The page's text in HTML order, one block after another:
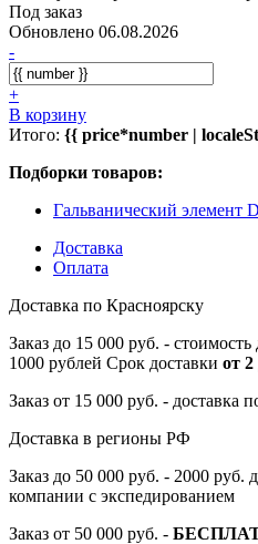
Под заказ
Обновлено 06.08.2026
-
+
В корзину
Итого: {{ price*number |
Подборки товаров:
Гальванический элемент
Доставка
Оплата
Доставка по Красноярску
Заказ до 15 000 руб. -
1000 рублей Срок доставки от 2
Заказ от 15 000 руб. - доставка
Доставка в регионы РФ
Заказ до 50 000 руб. - 2000 руб.
компании с экспедированием
Заказ от 50 000 руб. -